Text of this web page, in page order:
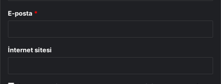
E-posta *
İnternet sitesi